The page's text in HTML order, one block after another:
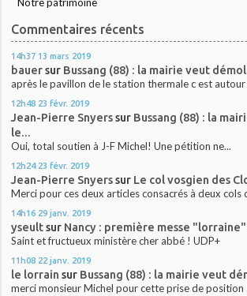
Commentaires récents
14h37 13 mars 2019
bauersur Bussang (88) : la mairie veut
après le pavillon de le station thermale c est autour
12h48 23 févr. 2019
Jean-Pierre Snyerssur Bussang (88) : la
le...
Oui, total soutien à J-F Michel! Une pétition ne...
12h24 23 févr. 2019
Jean-Pierre Snyerssur Le col vosgien des
Merci pour ces deux articles consacrés à deux cols
14h16 29 janv. 2019
yseultsur Nancy : première messe
Saint et fructueux ministère cher abbé ! UDP+
11h08 22 janv. 2019
le lorrain sur Bussang (88) : la mairie veut
merci monsieur Michel pour cette prise de position